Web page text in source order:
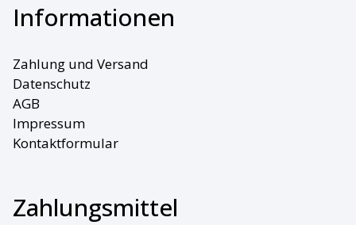
Informationen
Zahlung und Versand
Datenschutz
AGB
Impressum
Kontaktformular
Zahlungsmittel